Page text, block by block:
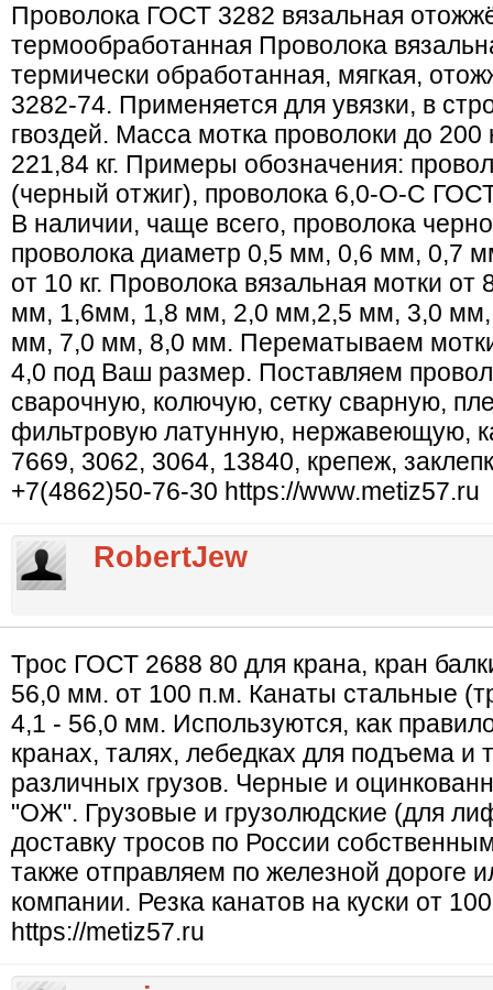
Проволока ГОСТ 3282 вязальная
термообработанная Проволока
термически обработанная, мягкая,
3282-74. Применяется для увязки, в
гвоздей. Масса мотка проволоки до 200
221,84 кг. Примеры обозначения:
(черный отжиг), проволока 6,0-О-С
В наличии, чаще всего, проволока
проволока диаметр 0,5 мм, 0,6 мм, 0,7
от 10 кг. Проволока вязальная мотки
мм, 1,6мм, 1,8 мм, 2,0 мм,2,5 мм, 3,0
мм, 7,0 мм, 8,0 мм. Перематываем
4,0 под Ваш размер. Поставляем
сварочную, колючую, сетку сварную,
фильтровую латунную, нержавеющую,
7669, 3062, 3064, 13840, крепеж,
+7(4862)50-76-30 https://www.metiz57.ru
RobertJew
Трос ГОСТ 2688 80 для крана, кран
56,0 мм. от 100 п.м. Канаты стальные
4,1 - 56,0 мм. Используются, как
кранах, талях, лебедках для подъема и
различных грузов. Черные и
"ОЖ". Грузовые и грузолюдские (для
доставку тросов по России
также отправляем по железной дороге
компании. Резка канатов на куски от
https://metiz57.ru